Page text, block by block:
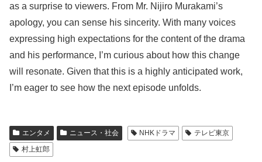
as a surprise to viewers. From Mr. Nijiro Murakami’s
apology, you can sense his sincerity. With many voices
expressing high expectations for the content of the drama
and his performance, I’m curious about how this change
will resonate. Given that this is a highly anticipated work,
I’m eager to see how the next episode unfolds.
エンタメ ニュース・社会 NHKドラマ
テレビ東京
村上虹郎